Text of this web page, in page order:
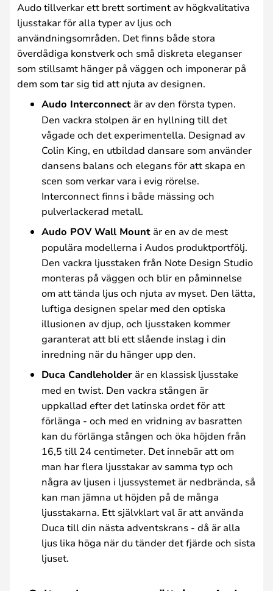
Audo tillverkar ett brett sortiment av högkvalitativa
ljusstakar för alla typer av ljus och
användningsområden. Det finns både stora
överdådiga konstverk och små diskreta eleganser
som stillsamt hänger på väggen och imponerar på
dem som tar sig tid att njuta av designen.
Audo Interconnect är av den första typen.
Den vackra stolpen är en hyllning till det
vågade och det experimentella. Designad av
Colin King, en utbildad dansare som använder
dansens balans och elegans för att skapa en
scen som verkar vara i evig rörelse.
Interconnect finns i både mässing och
pulverlackerad metall.
Audo POV Wall Mount är en av de mest
populära modellerna i Audos produktportfölj.
Den vackra ljusstaken från Note Design Studio
monteras på väggen och blir en påminnelse
om att tända ljus och njuta av myset. Den lätta,
luftiga designen spelar med den optiska
illusionen av djup, och ljusstaken kommer
garanterat att bli ett slående inslag i din
inredning när du hänger upp den.
Duca Candleholder är en klassisk ljusstake
med en twist. Den vackra stången är
uppkallad efter det latinska ordet för att
förlänga - och med en vridning av basratten
kan du förlänga stången och öka höjden från
16,5 till 24 centimeter. Det innebär att om
man har flera ljusstakar av samma typ och
några av ljusen i ljussystemet är nedbrända, så
kan man jämna ut höjden på de många
ljusstakarna. Ett självklart val är att använda
Duca till din nästa adventskrans - då är alla
ljus lika höga när du tänder det fjärde och sista
ljuset.